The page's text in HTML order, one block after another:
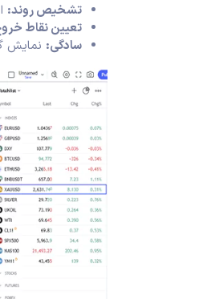
تشخیص روند:
تعیین نقاط
سادگی: نمایش